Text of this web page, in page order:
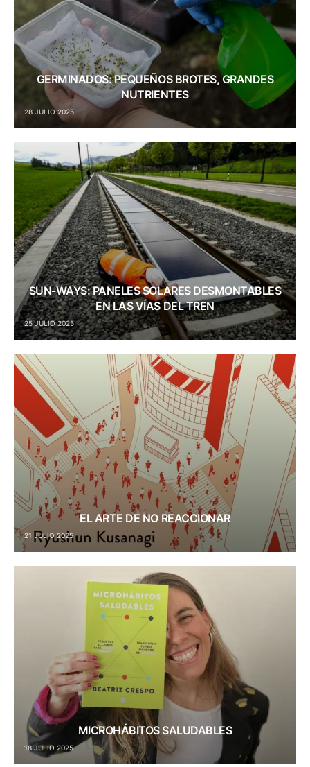
GERMINADOS: PEQUEÑOS BROTES, GRANDES
NUTRIENTES
28 JULIO 2025
SUN-WAYS: PANELES SOLARES DESMONTABLES
EN LAS VÍAS DEL TREN
25 JULIO 2025
EL ARTE DE NO REACCIONAR
21 JULIO 2025
MICROHÁBITOS SALUDABLES
18 JULIO 2025